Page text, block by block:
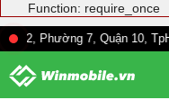
Function: require_once
7, Quận 10, TpHCM - 512